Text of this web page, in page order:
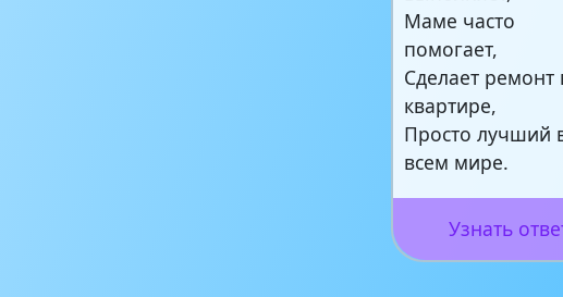
Маме часто
помогает,
Сделает ремонт
квартире,
Просто лучший
всем мире.
Узнать